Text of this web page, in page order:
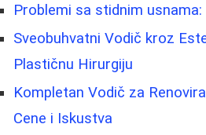
Problemi sa stidnim
Sveobuhvatni Vodič kroz
Plastičnu Hirurgiju
Kompletan Vodič za
Cene i Iskustva